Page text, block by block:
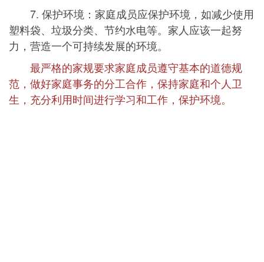
7. 保护环境：家庭成员应保护环境，如减少使用
塑料袋、垃圾分类、节约水电等。家人应该一起努
力，营造一个可持续发展的环境。
最严格的家规要求家庭成员遵守基本的道德规
范，做好家庭事务的分工合作，保持家庭和个人卫
生，充分利用时间进行学习和工作，保护环境。